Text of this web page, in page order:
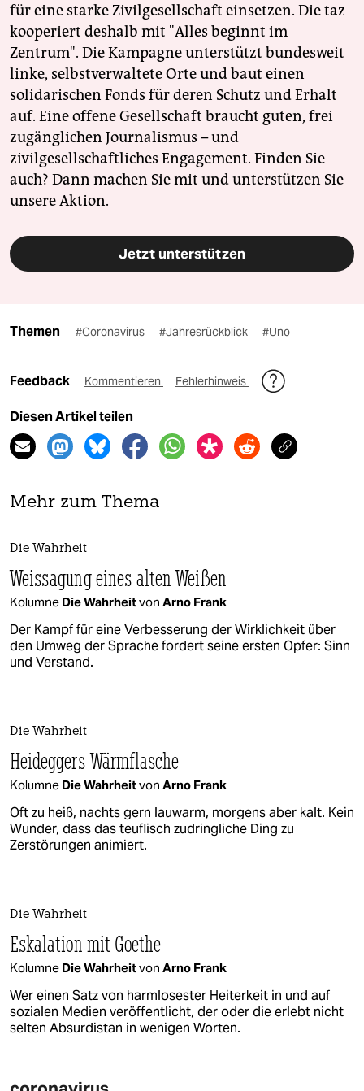
für eine starke Zivilgesellschaft einsetzen. Die taz
kooperiert deshalb mit "Alles beginnt im
Zentrum". Die Kampagne unterstützt bundesweit
linke, selbstverwaltete Orte und baut einen
solidarischen Fonds für deren Schutz und Erhalt
auf. Eine offene Gesellschaft braucht guten, frei
zugänglichen Journalismus – und
zivilgesellschaftliches Engagement. Finden Sie
auch? Dann machen Sie mit und unterstützen Sie
unsere Aktion.
Jetzt unterstützen
Themen #Coronavirus #Jahresrückblick #Uno
Feedback Kommentieren Fehlerhinweis
Diesen Artikel teilen
Mehr zum Thema
Die Wahrheit
Weissagung eines alten Weißen
Kolumne Die Wahrheitvon Arno Frank
Der Kampf für eine Verbesserung der Wirklichkeit über
den Umweg der Sprache fordert seine ersten Opfer: Sinn
und Verstand.
Die Wahrheit
Heideggers Wärmflasche
Kolumne Die Wahrheitvon Arno Frank
Oft zu heiß, nachts gern lauwarm, morgens aber kalt. Kein
Wunder, dass das teuflisch zudringliche Ding zu
Zerstörungen animiert.
Die Wahrheit
Eskalation mit Goethe
Kolumne Die Wahrheitvon Arno Frank
Wer einen Satz von harmlosester Heiterkeit in und auf
sozialen Medien veröffentlicht, der oder die erlebt nicht
selten Absurdistan in wenigen Worten.